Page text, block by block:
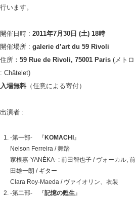
行います。
開催日時 : 2011年7月30日 (土) 18時
開催場所 : galerie d’art du 59 Rivoli
住所： 59 Rue de Rivoli, 75001 Paris (メトロ
: Châtelet)
入場無料（任意による寄付）
出演者 :
-第一部- 『 KOMACHI 』
Nelson Ferreira / 舞踏
家根嘉-YANÉKA- : 前田智也子 / ヴォーカル, 前
田雄一朗 / ギター
Clara Roy-Maeda / ヴァイオリン、衣装
-第二部- 『記憶の甦生』